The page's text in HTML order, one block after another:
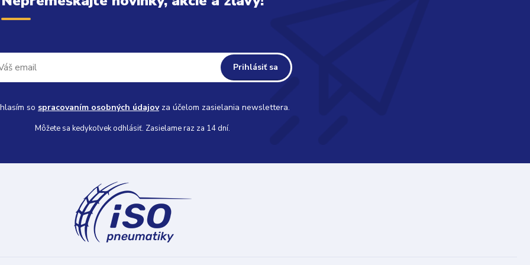
Prihlásiť sa
so spracovaním osobných údajovza účelom zasielania newslettera.
Môžete sa kedykoľvek odhlásiť. Zasielame raz za 14 dní.